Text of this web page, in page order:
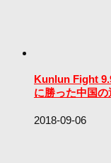
Kunlun Fight
に勝った中国
2018-09-06